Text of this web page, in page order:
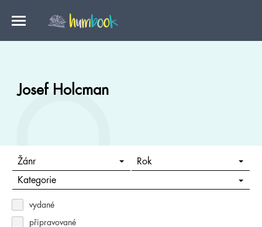
Josef Holcman
Žánr Rok
Kategorie
vydané
připravované